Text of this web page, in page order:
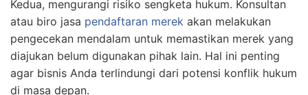
Kedua, mengurangi risiko sengketa hukum. Konsultan
atau biro jasa pendaftaran merek akan melakukan
pengecekan mendalam untuk memastikan merek yang
diajukan belum digunakan pihak lain. Hal ini penting
agar bisnis Anda terlindungi dari potensi konflik hukum
di masa depan.